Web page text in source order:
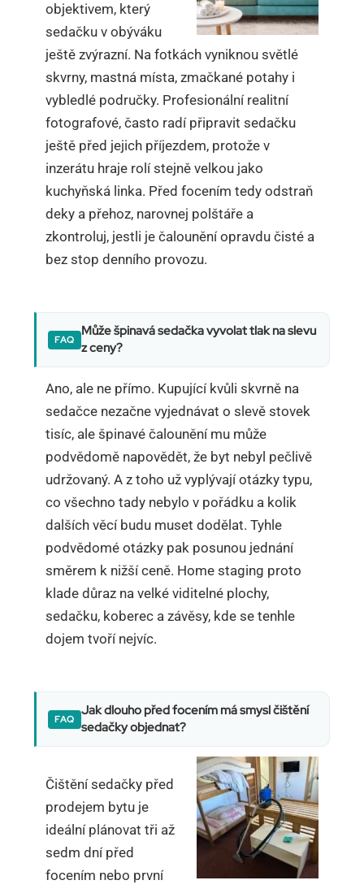
objektivem, který
sedačku v obýváku
ještě zvýrazní. Na fotkách vyniknou světlé
skvrny, mastná místa, zmačkané potahy i
vybledlé područky. Profesionální realitní
fotografové, často radí připravit sedačku
ještě před jejich příjezdem, protože v
inzerátu hraje rolí stejně velkou jako
kuchyňská linka. Před focením tedy odstraň
deky a přehoz, narovnej polštáře a
zkontroluj, jestli je čalounění opravdu čisté a
bez stop denního provozu.
Může špinavá sedačka vyvolat tlak na slevu
z ceny?
Ano, ale ne přímo. Kupující kvůli skvrně na
sedačce nezačne vyjednávat o slevě stovek
tisíc, ale špinavé čalounění mu může
podvědomě napovědět, že byt nebyl pečlivě
udržovaný. A z toho už vyplývají otázky typu,
co všechno tady nebylo v pořádku a kolik
dalších věcí budu muset dodělat. Tyhle
podvědomé otázky pak posunou jednání
směrem k nižší ceně. Home staging proto
klade důraz na velké viditelné plochy,
sedačku, koberec a závěsy, kde se tenhle
dojem tvoří nejvíc.
Jak dlouho před focením má smysl čištění
sedačky objednat?
Čištění sedačky před
prodejem bytu je
ideální plánovat tři až
sedm dní před
focením nebo první